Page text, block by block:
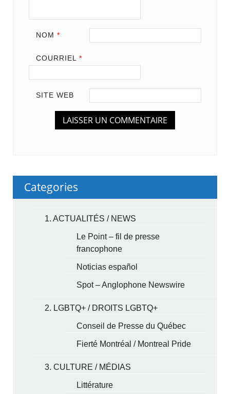
NOM *
COURRIEL *
SITE WEB
Categories
1. ACTUALITÉS / NEWS
Le Point – fil de presse
francophone
Noticias español
Spot – Anglophone Newswire
2. LGBTQ+ / DROITS LGBTQ+
Conseil de Presse du Québec
Fierté Montréal / Montreal Pride
3. CULTURE / MÉDIAS
Littérature